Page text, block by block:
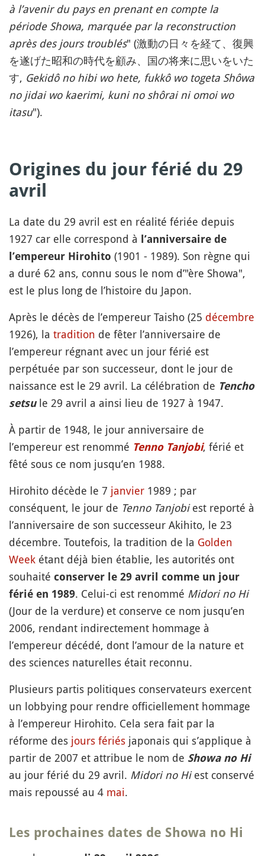
à l’avenir du pays en prenant en compte la
période Showa, marquée par la reconstruction
après des jours troublés" (激動の日々を経て、復興
を遂げた昭和の時代を顧み、国の将来に思いをいた
す, Gekidô no hibi wo hete, fukkô wo togeta Shôwa
no jidai wo kaerimi, kuni no shôrai ni omoi wo
itasu").
Origines du jour férié du 29
avril
La date du 29 avril est en réalité fériée depuis
1927 car elle correspond à l’anniversaire de
l’empereur Hirohito (1901 - 1989). Son règne qui
a duré 62 ans, connu sous le nom d’"ère Showa",
est le plus long de l’histoire du Japon.
Après le décès de l’empereur Taisho (25 décembre
1926), la tradition de fêter l’anniversaire de
l’empereur régnant avec un jour férié est
perpétuée par son successeur, dont le jour de
naissance est le 29 avril. La célébration de Tencho
setsule 29 avril a ainsi lieu de 1927 à 1947.
À partir de 1948, le jour anniversaire de
l’empereur est renommé Tenno Tanjobi, férié et
fêté sous ce nom jusqu’en 1988.
Hirohito décède le 7 janvier 1989 ; par
conséquent, le jour de Tenno Tanjobiest reporté à
l’anniversaire de son successeur Akihito, le 23
décembre. Toutefois, la tradition de la Golden
Week étant déjà bien établie, les autorités ont
souhaité conserver le 29 avril comme un jour
férié en 1989. Celui-ci est renommé Midori no Hi
(Jour de la verdure) et conserve ce nom jusqu’en
2006, rendant indirectement hommage à
l’empereur décédé, dont l’amour de la nature et
des sciences naturelles était reconnu.
Plusieurs partis politiques conservateurs exercent
un lobbying pour rendre officiellement hommage
à l’empereur Hirohito. Cela sera fait par la
réforme des jours fériés japonais qui s’applique à
partir de 2007 et attribue le nom de Showa no Hi
au jour férié du 29 avril. Midori no Hiest conservé
mais repoussé au 4 mai.
Les prochaines dates de Showa no Hi